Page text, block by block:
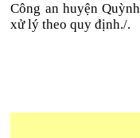
Công an huyện
xử lý theo quy định./.